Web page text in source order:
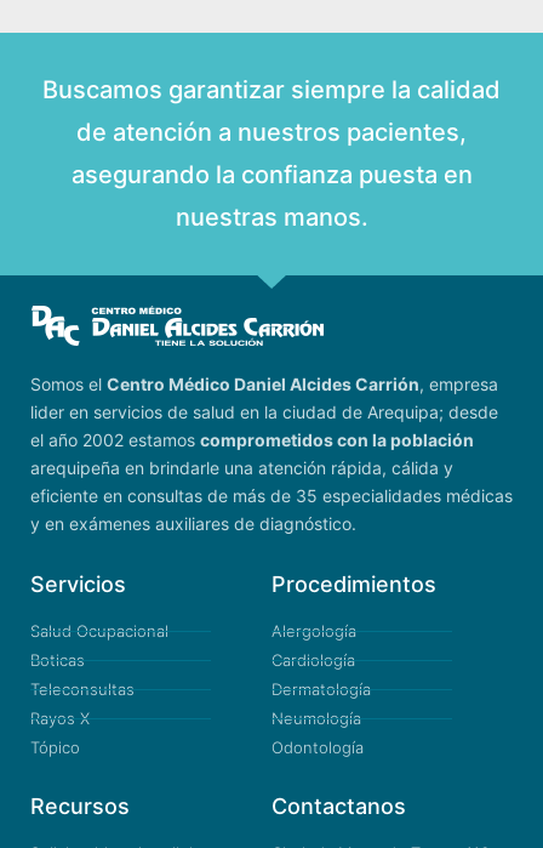
Buscamos garantizar siempre la calidad
de atención a nuestros pacientes,
asegurando la confianza puesta en
nuestras manos.
Somos el Centro Médico Daniel Alcides Carrión, empresa
lider en servicios de salud en la ciudad de Arequipa; desde
el año 2002 estamos comprometidos con la población
arequipeña en brindarle una atención rápida, cálida y
eficiente en consultas de más de 35 especialidades médicas
y en exámenes auxiliares de diagnóstico.
Servicios
Salud Ocupacional
Boticas
Teleconsultas
Rayos X
Tópico
Procedimientos
Alergología
Cardiología
Dermatología
Neumología
Odontología
Recursos Contactanos